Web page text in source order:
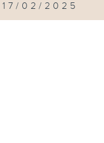
17/02/2025